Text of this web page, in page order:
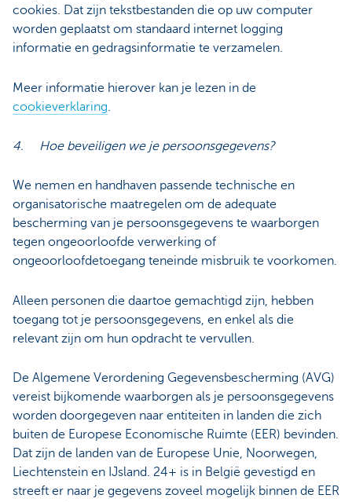
cookies. Dat zijn tekstbestanden die op uw computer
worden geplaatst om standaard internet logging
informatie en gedragsinformatie te verzamelen.
Meer informatie hierover kan je lezen in de
cookieverklaring.
4. Hoe beveiligen we je persoonsgegevens?
We nemen en handhaven passende technische en
organisatorische maatregelen om de adequate
bescherming van je persoonsgegevens te waarborgen
tegen ongeoorloofde verwerking of
ongeoorloofdetoegang teneinde misbruik te voorkomen.
Alleen personen die daartoe gemachtigd zijn, hebben
toegang tot je persoonsgegevens, en enkel als die
relevant zijn om hun opdracht te vervullen.
De Algemene Verordening Gegevensbescherming (AVG)
vereist bijkomende waarborgen als je persoonsgegevens
worden doorgegeven naar entiteiten in landen die zich
buiten de Europese Economische Ruimte (EER) bevinden.
Dat zijn de landen van de Europese Unie, Noorwegen,
Liechtenstein en IJsland. 24+ is in België gevestigd en
streeft er naar je gegevens zoveel mogelijk binnen de EER